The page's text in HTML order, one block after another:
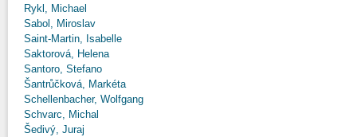
Rykl, Michael
Sabol, Miroslav
Saint-Martin, Isabelle
Saktorová, Helena
Santoro, Stefano
Šantrůčková, Markéta
Schellenbacher, Wolfgang
Schvarc, Michal
Šedivý, Juraj